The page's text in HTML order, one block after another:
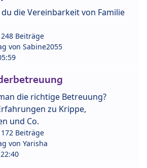
die Vereinbarkeit von Familie
Beiträge
von Sabine2055
die richtige Betreuung?
zu Krippe,
und Co.
Beiträge
von Yarisha